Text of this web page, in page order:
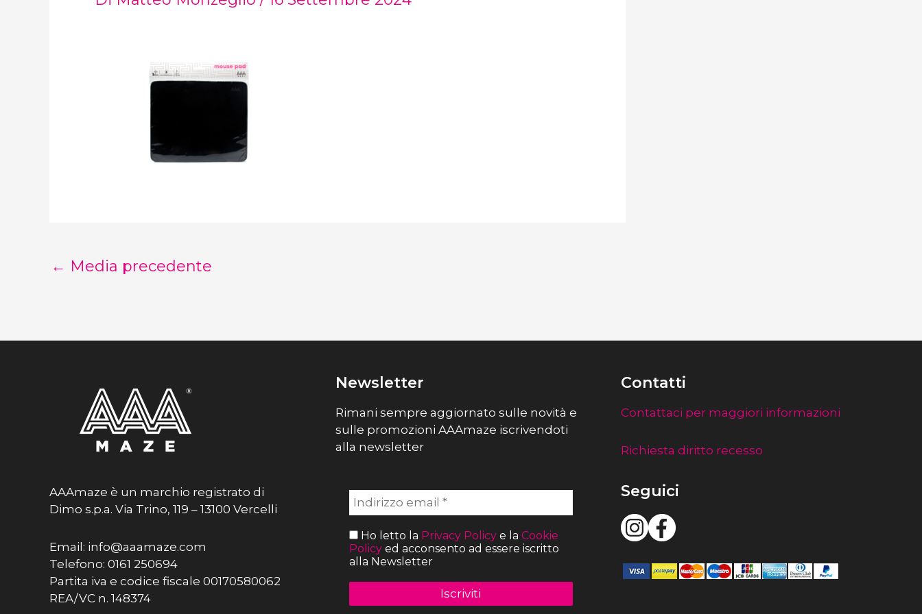
← Media precedente
AAAmaze è un marchio registrato di
Dimo s.p.a. Via Trino, 119 – 13100 Vercelli
Email: info@aaamaze.com
Telefono: 0161 250694
Partita iva e codice fiscale 00170580062
REA/VC n. 148374
Newsletter
Rimani sempre aggiornato sulle novità e
sulle promozioni AAAmaze iscrivendoti
alla newsletter
Ho letto la Privacy Policye la Cookie
Policyed acconsento ad essere iscritto
alla Newsletter
Contatti
Contattaci per maggiori informazioni
Richiesta diritto recesso
Seguici